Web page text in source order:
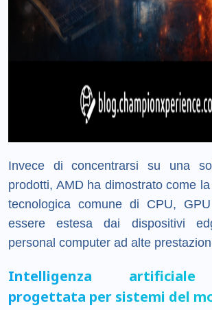
Invece di concentrarsi su una
prodotti, AMD ha dimostrato come
tecnologica comune di CPU,
essere estesa dai dispositivi
personal computer ad alte
Intelligenza
progettata per sistemi del